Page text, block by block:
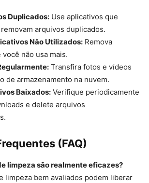
Duplicados: Use aplicativos que
arquivos duplicados.
Não Utilizados: Remova
não usa mais.
Transfira fotos e vídeos
de armazenamento na nuvem.
Baixados: Verifique periodicamente
e delete arquivos
(FAQ)
limpeza são realmente eficazes?
limpeza bem avaliados podem liberar